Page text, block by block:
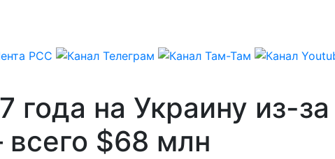
года на Украину из-
$68 млн